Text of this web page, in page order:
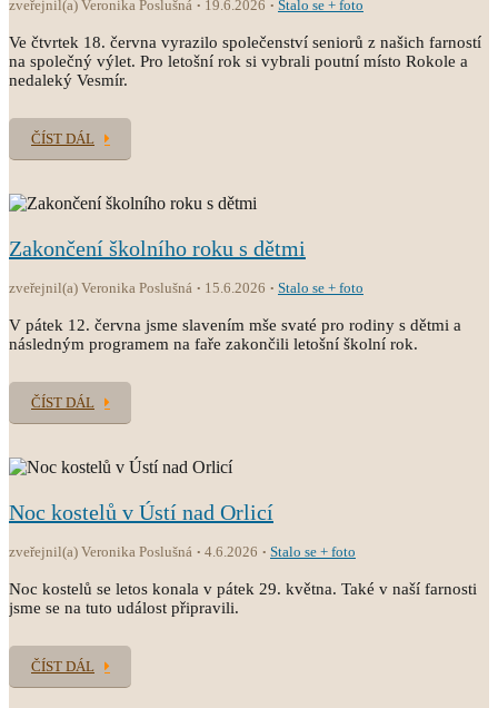
zveřejnil(a) Veronika Poslušná 19.6.2026 Stalo se + foto
Ve čtvrtek 18. června vyrazilo společenství seniorů z našich farností
na společný výlet. Pro letošní rok si vybrali poutní místo Rokole a
nedaleký Vesmír.
ČÍST DÁL
Zakončení školního roku s dětmi
zveřejnil(a) Veronika Poslušná 15.6.2026 Stalo se + foto
V pátek 12. června jsme slavením mše svaté pro rodiny s dětmi a
následným programem na faře zakončili letošní školní rok.
ČÍST DÁL
Noc kostelů v Ústí nad Orlicí
zveřejnil(a) Veronika Poslušná 4.6.2026 Stalo se + foto
Noc kostelů se letos konala v pátek 29. května. Také v naší farnosti
jsme se na tuto událost připravili.
ČÍST DÁL